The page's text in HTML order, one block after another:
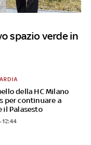
spazio verde in
della HC Milano
per continuare a
il Palasesto
12:44